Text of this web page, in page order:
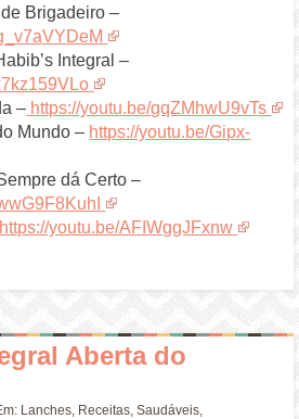
Brigadeiro –
Integral –
– https://youtu.be/gqZMhwU9vTs
Mundo – https://youtu.be/Gipx-
dá Certo –
https://youtu.be/AFIWggJFxnw
Aberta do
Lanches, Receitas,Saudáveis,